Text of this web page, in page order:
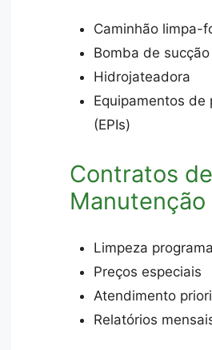
Caminhão limpa-
Bomba de sucção
Hidrojateadora
Equipamentos de
(EPIs)
Contratos de
Manutenção
Limpeza
Preços especiais
Atendimento
Relatórios